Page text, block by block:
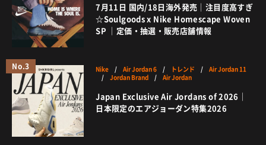
7月11日 国内/18日海外発売｜注目度高すぎ
☆Soulgoods x Nike Homescape Woven
SP ｜定価・抽選・販売店舗情報
No.3 Nike /Air Jordan 6 / トレンド /Air Jordan 11
/Jordan Brand /Air Jordan
Japan Exclusive Air Jordans of 2026｜
日本限定のエアジョーダン特集2026